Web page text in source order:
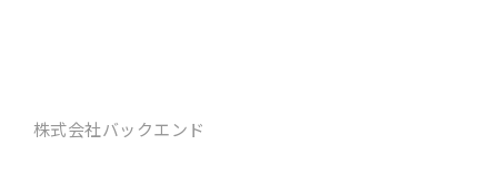
株式会社バックエンド